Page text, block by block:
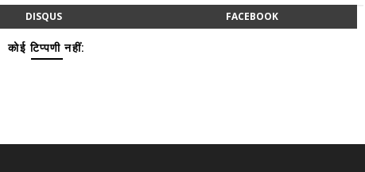
DISQUS FACEBOOK
कोई टिप्पणी नहीं: